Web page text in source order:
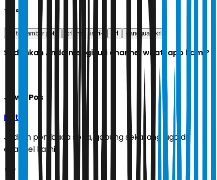
Tags
lla tersambar petir krl mati listrik krl gangguan krl
Sudahkah Anda mengikuti channel whatsapp kami?
Jawa Pos
Ikuti
Jadilah pembaca setia, gabung sekarang juga di
channel kami!